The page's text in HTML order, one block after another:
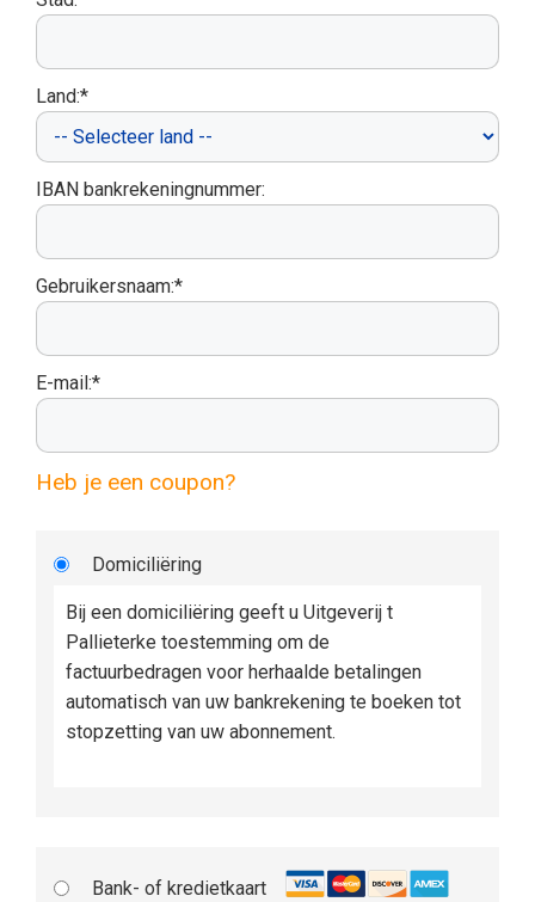
Land:*
IBAN bankrekeningnummer:
Gebruikersnaam:*
E-mail:*
Heb je een coupon?
Domiciliëring
Bij een domiciliëring geeft u Uitgeverij t
Pallieterke toestemming om de
factuurbedragen voor herhaalde betalingen
automatisch van uw bankrekening te boeken tot
stopzetting van uw abonnement.
Bank- of kredietkaart